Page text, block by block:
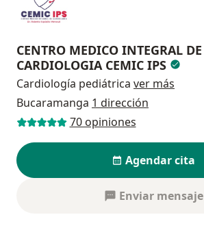
CENTRO MEDICO INTEGRAL DE
CARDIOLOGIA CEMIC IPS
Cardiología pediátrica ver más
Bucaramanga 1 dirección
70 opiniones
Agendar cita
Enviar mensaje